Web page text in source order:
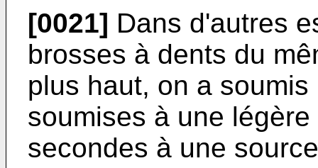
[0021] Dans d'autres
brosses à dents du
plus haut, on a
soumises à une
secondes à une